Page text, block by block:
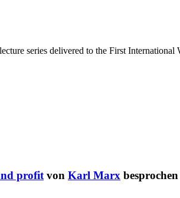
series delivered to the First
profitvon Karl Marx